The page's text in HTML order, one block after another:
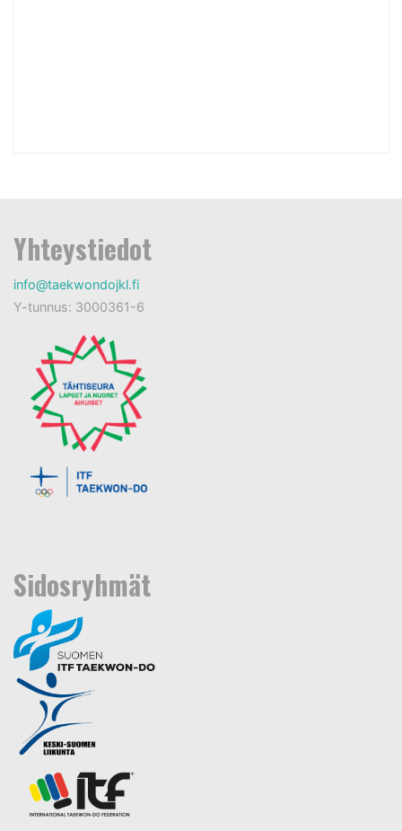
Yhteystiedot
info@taekwondojkl.fi
Y-tunnus: 3000361-6
Sidosryhmät